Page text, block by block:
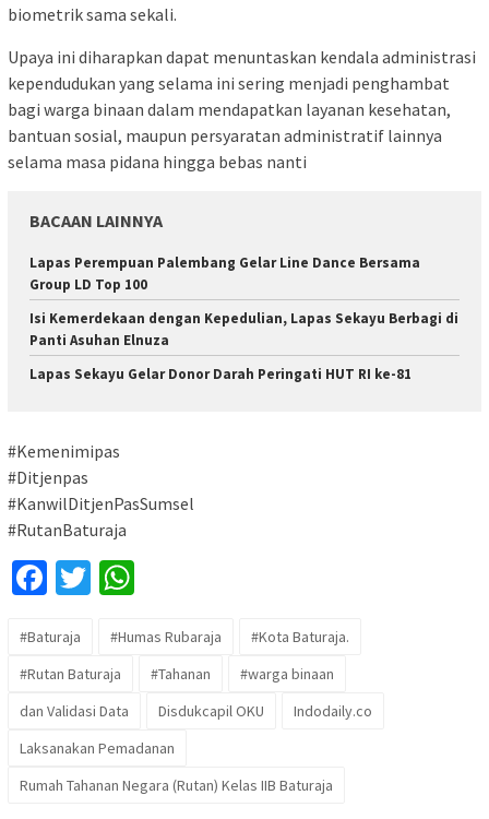
biometrik sama sekali.
Upaya ini diharapkan dapat menuntaskan kendala administrasi
kependudukan yang selama ini sering menjadi penghambat
bagi warga binaan dalam mendapatkan layanan kesehatan,
bantuan sosial, maupun persyaratan administratif lainnya
selama masa pidana hingga bebas nanti
BACAAN LAINNYA
Lapas Perempuan Palembang Gelar Line Dance Bersama
Group LD Top 100
Isi Kemerdekaan dengan Kepedulian, Lapas Sekayu Berbagi di
Panti Asuhan Elnuza
Lapas Sekayu Gelar Donor Darah Peringati HUT RI ke-81
#Kemenimipas
#Ditjenpas
#KanwilDitjenPasSumsel
#RutanBaturaja
Facebook
Twitter
#Baturaja #Humas Rubaraja
#Kota Baturaja.
#Rutan Baturaja
#Tahanan
#warga binaan
dan Validasi Data
Disdukcapil OKU
Indodaily.co
Laksanakan Pemadanan
Rumah Tahanan Negara (Rutan) Kelas IIB Baturaja